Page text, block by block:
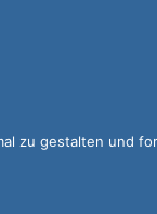
zu gestalten und